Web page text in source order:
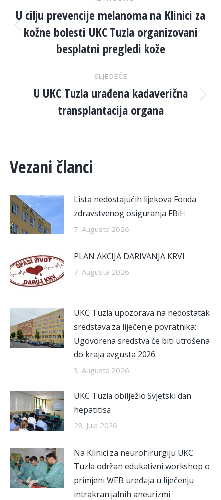
NAVIGATION
Previous
post:
U cilju prevencije melanoma na Klinici za
kožne bolesti UKC Tuzla organizovani
besplatni pregledi kože
SLJEDEĆE
Next
post:
U UKC Tuzla urađena kadaverična
transplantacija organa
Vezani članci
Lista nedostajućih lijekova Fonda
zdravstvenog osiguranja FBiH
7. Augusta 2026.
PLAN AKCIJA DARIVANJA KRVI
7. Augusta 2026.
UKC Tuzla upozorava na nedostatak
sredstava za liječenje povratnika:
Ugovorena sredstva će biti utrošena
do kraja avgusta 2026.
3. Augusta 2026.
UKC Tuzla obilježio Svjetski dan
hepatitisa
28. Jula 2026.
Na Klinici za neurohirurgiju UKC
Tuzla održan edukativni workshop o
primjeni WEB uređaja u liječenju
intrakranijalnih aneurizmi